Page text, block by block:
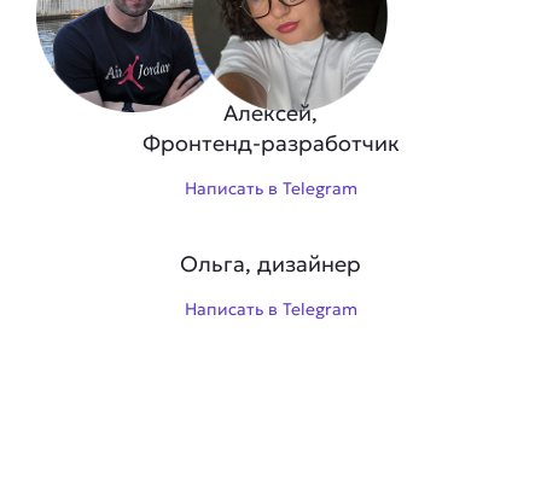
Алексей,
Фронтенд-разработчик
Написать в Telegram
Ольга, дизайнер
Написать в Telegram